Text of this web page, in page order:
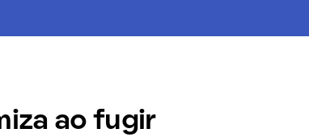
ao fugir